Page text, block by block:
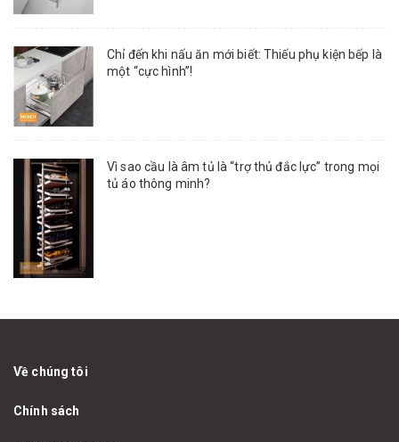
Chỉ đến khi nấu ăn mới biết: Thiếu phụ kiện bếp là
một “cực hình”!
Vì sao cầu là âm tủ là “trợ thủ đắc lực” trong mọi
tủ áo thông minh?
Về chúng tôi
Chính sách